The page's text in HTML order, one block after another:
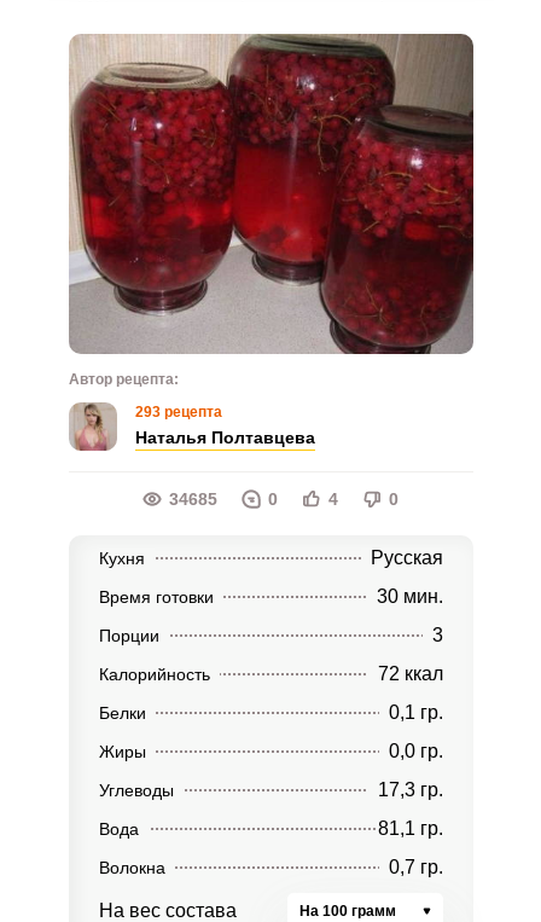
Автор рецепта:
293 рецепта
Наталья Полтавцева
34685 0 4 0
Кухня Русская
Время готовки 30 мин.
Порции 3
Калорийность 72 ккал
Белки 0,1 гр.
Жиры 0,0 гр.
Углеводы 17,3 гр.
Вода 81,1 гр.
Волокна 0,7 гр.
На вес состава На 100 грамм